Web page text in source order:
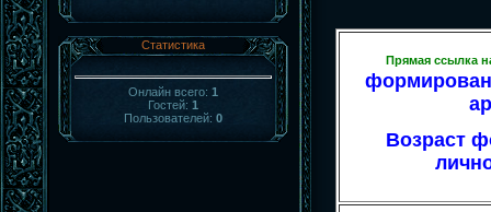
Статистика
Онлайн всего: 1
Гостей: 1
Пользователей: 0
Прямая ссылка
Возраст